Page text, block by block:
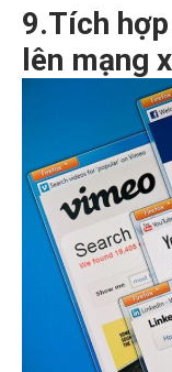
9.Tích
lên mạng